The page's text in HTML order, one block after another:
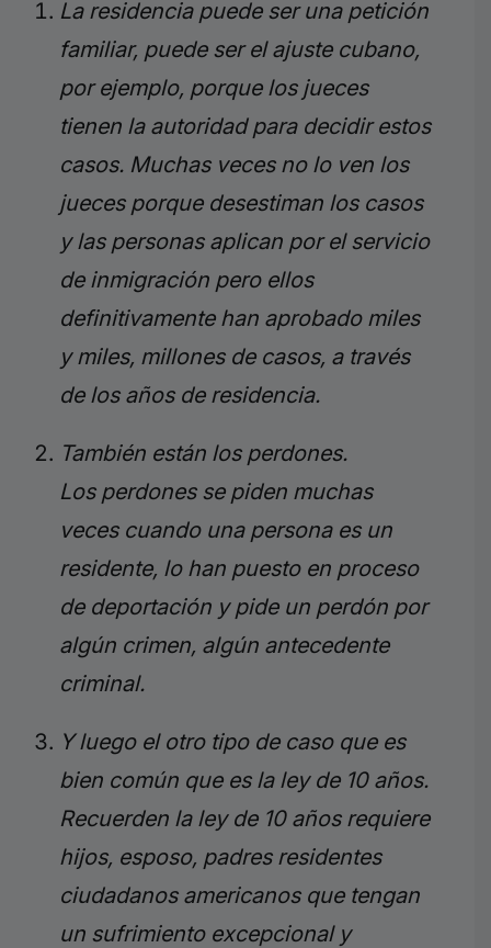
La residencia puede ser una petición
familiar, puede ser el ajuste cubano,
por ejemplo, porque los jueces
tienen la autoridad para decidir estos
casos. Muchas veces no lo ven los
jueces porque desestiman los casos
y las personas aplican por el servicio
de inmigración pero ellos
definitivamente han aprobado miles
y miles, millones de casos, a través
de los años de residencia.
También están los perdones.
Los perdones se piden muchas
veces cuando una persona es un
residente, lo han puesto en proceso
de deportación y pide un perdón por
algún crimen, algún antecedente
criminal.
Y luego el otro tipo de caso que es
bien común que es la ley de 10 años.
Recuerden la ley de 10 años requiere
hijos, esposo, padres residentes
ciudadanos americanos que tengan
un sufrimiento excepcional y